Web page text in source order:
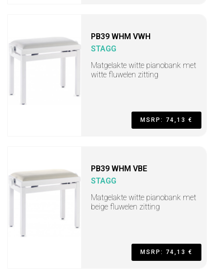
PB39 WHM VWH
STAGG
Matgelakte witte pianobank met
witte fluwelen zitting
MSRP: 74,13 €
PB39 WHM VBE
STAGG
Matgelakte witte pianobank met
beige fluwelen zitting
MSRP: 74,13 €